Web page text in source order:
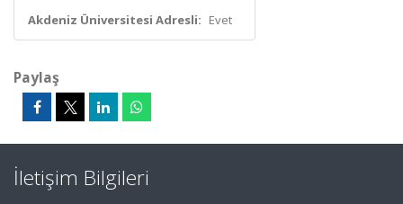
Akdeniz Üniversitesi Adresli: Evet
Paylaş
İletişim Bilgileri